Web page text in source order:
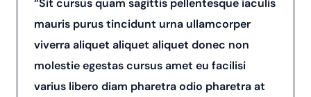
“Sit cursus quam sagittis pellentesque iaculis
mauris purus tincidunt urna ullamcorper
viverra aliquet aliquet aliquet donec non
molestie egestas cursus amet eu facilisi
varius libero diam pharetra odio pharetra at